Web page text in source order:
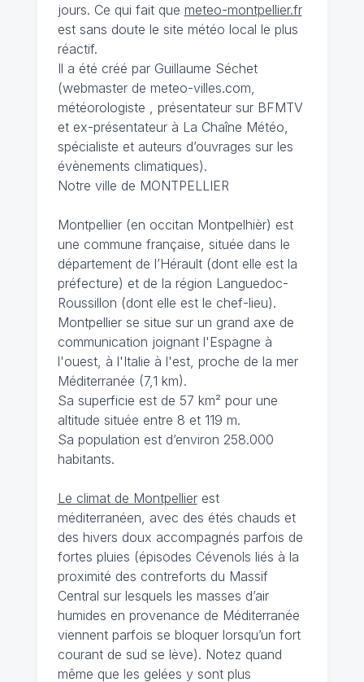
jours. Ce qui fait que meteo-montpellier.fr
est sans doute le site météo local le plus
réactif.
Il a été créé par Guillaume Séchet
(webmaster de meteo-villes.com,
météorologiste , présentateur sur BFMTV
et ex-présentateur à La Chaîne Météo,
spécialiste et auteurs d’ouvrages sur les
évènements climatiques).
Notre ville de MONTPELLIER
Montpellier (en occitan Montpelhièr) est
une commune française, située dans le
département de l’Hérault (dont elle est la
préfecture) et de la région Languedoc-
Roussillon (dont elle est le chef-lieu).
Montpellier se situe sur un grand axe de
communication joignant l'Espagne à
l'ouest, à l'Italie à l'est, proche de la mer
Méditerranée (7,1 km).
Sa superficie est de 57 km² pour une
altitude située entre 8 et 119 m.
Sa population est d’environ 258.000
habitants.
Le climat de Montpellierest
méditerranéen, avec des étés chauds et
des hivers doux accompagnés parfois de
fortes pluies (épisodes Cévenols liés à la
proximité des contreforts du Massif
Central sur lesquels les masses d’air
humides en provenance de Méditerranée
viennent parfois se bloquer lorsqu’un fort
courant de sud se lève). Notez quand
même que les gelées y sont plus